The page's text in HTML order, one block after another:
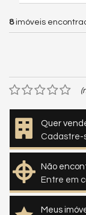
8imóveis
Quer
Cadastre-
Não
Entre em
Meus